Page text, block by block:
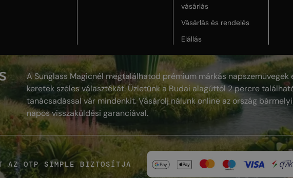
vásárlás
Vásárlás és rendelés
Elállás
A Sunglass Magicnél megtalálhatod prémium márkás napszemüvegek
keretek széles választékát. Üzletünk a Budai alagúttól 2 percre
tanácsadással vár mindenkit. Vásárolj nálunk online az ország
napos visszaküldési garanciával.
AZ OTP SIMPLE BIZTOSÍTJA